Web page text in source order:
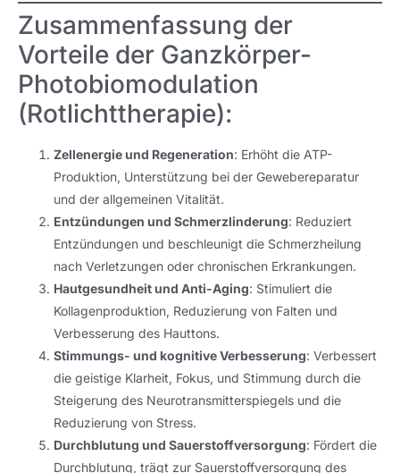
Zusammenfassung der
Vorteile der Ganzkörper-
Photobiomodulation
(Rotlichttherapie):
Zellenergie und Regeneration: Erhöht die ATP-
Produktion, Unterstützung bei der Gewebereparatur
und der allgemeinen Vitalität.
Entzündungen und Schmerzlinderung: Reduziert
Entzündungen und beschleunigt die Schmerzheilung
nach Verletzungen oder chronischen Erkrankungen.
Hautgesundheit und Anti-Aging: Stimuliert die
Kollagenproduktion, Reduzierung von Falten und
Verbesserung des Hauttons.
Stimmungs- und kognitive Verbesserung: Verbessert
die geistige Klarheit, Fokus, und Stimmung durch die
Steigerung des Neurotransmitterspiegels und die
Reduzierung von Stress.
Durchblutung und Sauerstoffversorgung: Fördert die
Durchblutung, trägt zur Sauerstoffversorgung des